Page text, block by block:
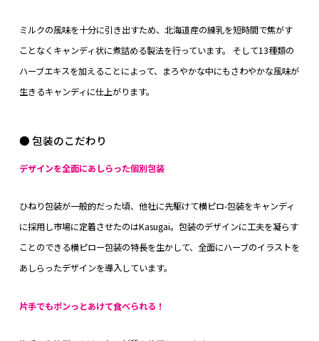
ミルクの風味を十分に引き出すため、北海道産の練乳を短時間で焦がす
ことなくキャンディ状に煮詰める製法を行っています。 そして13種類の
ハーブエキスを加えることによって、まろやかな中にもさわやかな風味が
生きるキャンディに仕上がります。
● 包装のこだわり
デザインを全面にあしらった個別包装
ひねり包装が一般的だった頃、他社に先駆けて横ピロ-包装をキャンディ
に採用し市場に定着させたのはKasugai。包装のデザインに工夫を凝らす
ことのできる横ピロー包装の特長を生かして、全面にハーブのイラストを
あしらったデザインを導入しています。
片手でもポンっとあけて食べられる！